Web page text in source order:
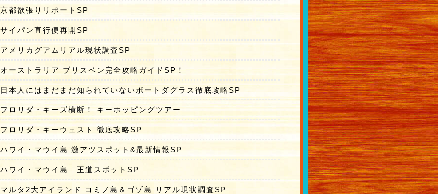
京都欲張りリポートSP
サイパン直行便再開SP
アメリカグアムリアル現状調査SP
オーストラリア ブリスベン完全攻略ガイドSP！
日本人にはまだまだ知られていないポートダグラス徹底攻略SP
フロリダ・キーズ横断！ キーホッピングツアー
フロリダ・キーウェスト 徹底攻略SP
ハワイ・マウイ島 激アツスポット&最新情報SP
ハワイ・マウイ島 王道スポットSP
マルタ2大アイランド コミノ島＆ゴゾ島 リアル現状調査SP